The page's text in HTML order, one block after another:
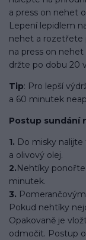
a press on nehet
Lepení lepidlem
nehet a rozetřete
na press on
držte po dobu 20
Tip: Pro lepší
a 60 minutek
Postup sundání
1. Do misky
a olivový olej.
2.Nehtíky
minutek.
3.
Pokud nehtíky
Opakovaně je
odmočit. Postup